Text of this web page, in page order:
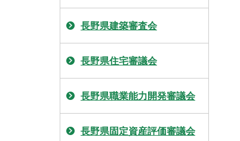
長野県建築審査会
長野県住宅審議会
長野県職業能力開発審議会
長野県固定資産評価審議会